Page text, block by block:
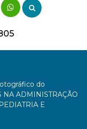
do
NA ADMINISTRAÇÃO
E